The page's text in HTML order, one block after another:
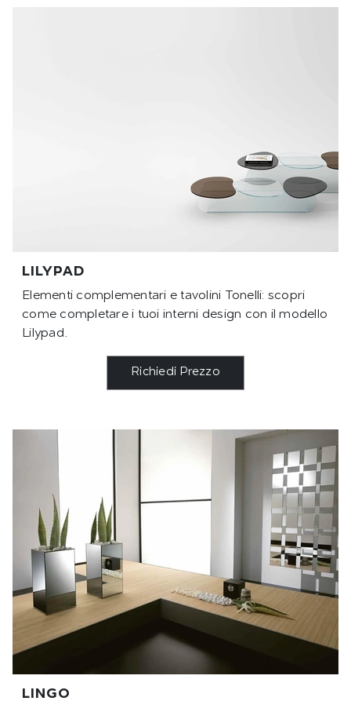
LILYPAD
Elementi complementari e tavolini Tonelli: scopri
come completare i tuoi interni design con il modello
Lilypad.
Richiedi Prezzo
LINGO